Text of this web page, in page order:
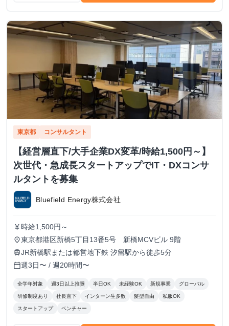
東京都 コンサルタント
【経営層直下/大手企業DX変革/時給1,500円～】
次世代・急成長スタートアップでIT・DXコンサ
ルタントを募集
Bluefield Energy株式会社
currency_yen 時給1,500円～
place東京都港区新橋5丁目13番5号 新橋MCVビル 9階
trainJR新橋駅または都営地下鉄 汐留駅から徒歩5分
calendar_today週3日〜 / 週20時間〜
全学年対象 週3日以上推奨 半日OK 未経験OK 新規事業 グローバル
研修制度あり 社長直下 インターン生多数 髪型自由 私服OK
スタートアップ ベンチャー